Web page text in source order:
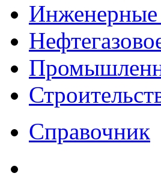
Инженерные
Справочник